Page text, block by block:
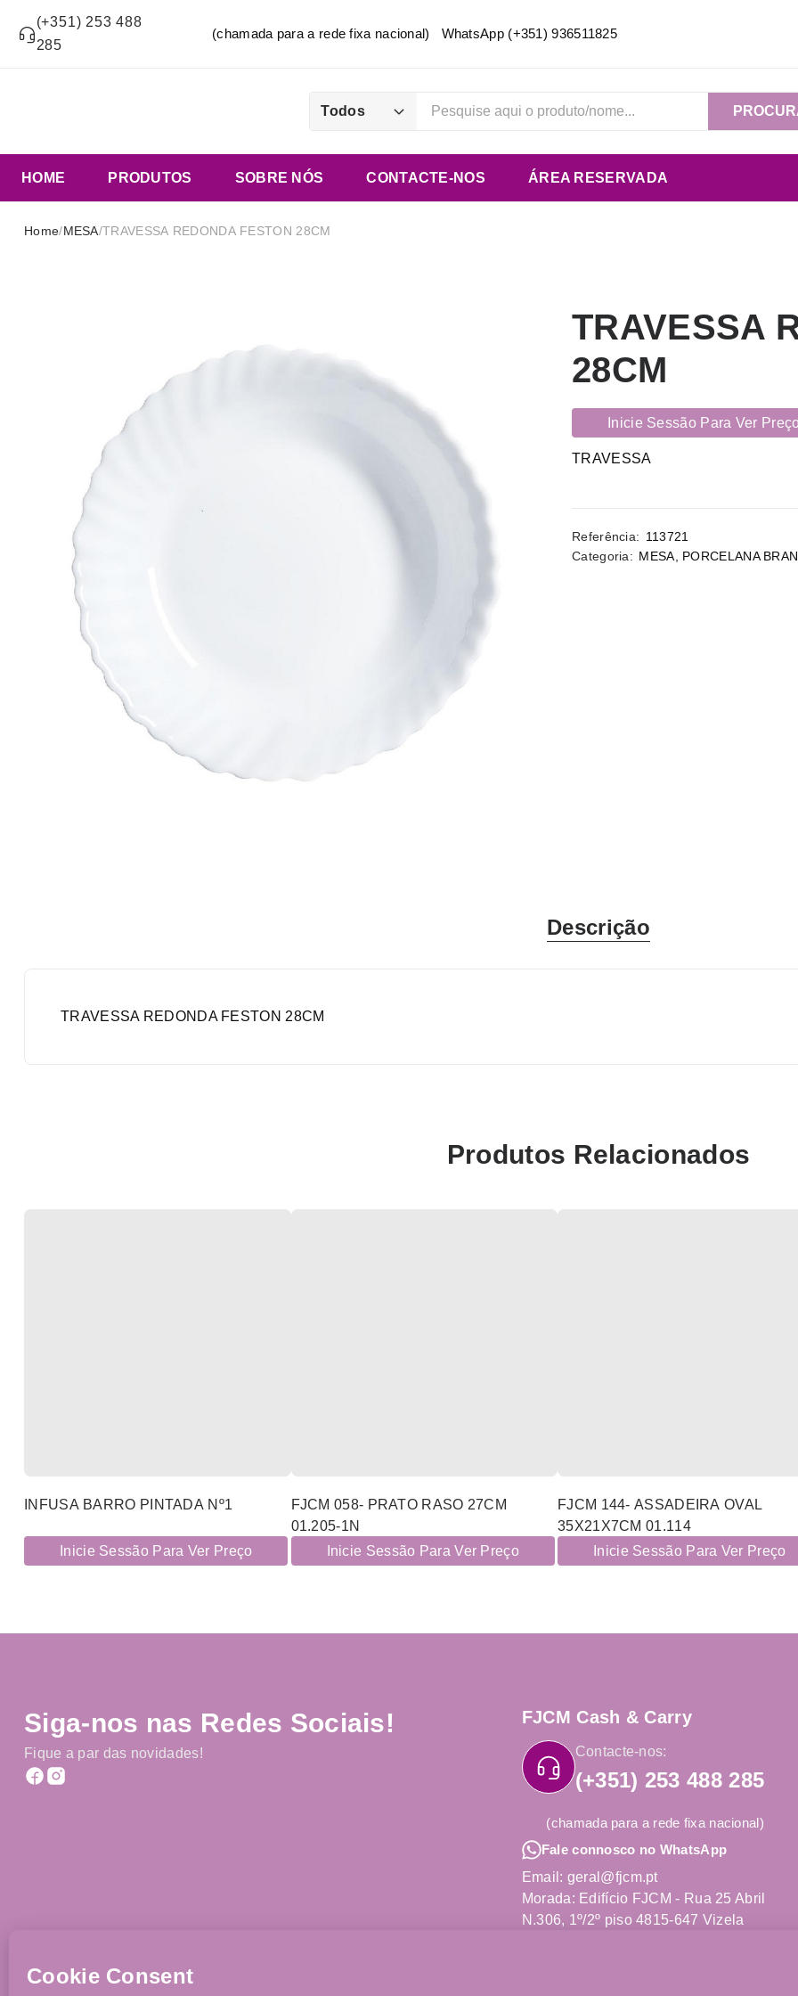
(+351) 253 488
285
(chamada para a rede fixa nacional) WhatsApp (+351) 936511825
Todos
HOME PRODUTOS SOBRE NÓS CONTACTE-NOS ÁREA RESERVADA
Home/MESA/TRAVESSA REDONDA FESTON 28CM
TRAVESSA
28CM
Inicie Sessão Para Ver
TRAVESSA
Referência: 113721
Categoria: MESA PORCELANA
Descrição
TRAVESSA REDONDA FESTON 28CM
Produtos Relacionados
INFUSA BARRO PINTADA Nº1
Inicie Sessão Para Ver Preço
FJCM 058- PRATO RASO 27CM
01.205-1N
Inicie Sessão Para Ver Preço
FJCM 144- ASSADEIRA OVAL
35X21X7CM 01.114
Inicie Sessão Para Ver Preço
Siga-nos nas Redes Sociais!
Fique a par das novidades!
FJCM Cash & Carry
Contacte-nos:
(+351) 253 488 285
(chamada para a rede fixa nacional)
Fale connosco no WhatsApp
Email: geral@fjcm.pt
Morada: Edifício FJCM - Rua 25 Abril
N.306, 1º/2º piso 4815-647 Vizela